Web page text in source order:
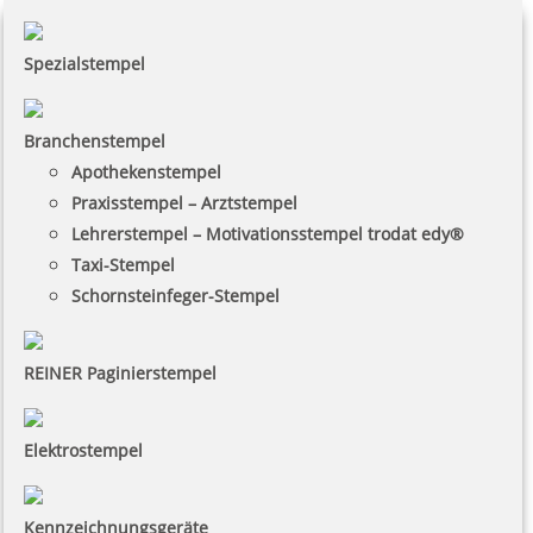
Spezialstempel
Branchenstempel
Apothekenstempel
Praxisstempel – Arztstempel
Lehrerstempel – Motivationsstempel trodat edy®
Taxi-Stempel
Schornsteinfeger-Stempel
REINER Paginierstempel
Elektrostempel
Kennzeichnungsgeräte